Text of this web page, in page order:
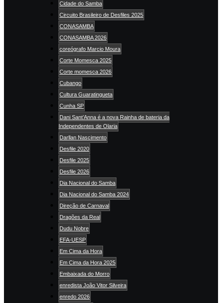
Cidade do Samba
Circuito Brasileiro de Desfiles 2025
CONASAMBA
CONASAMBA 2026
coreógrafo Marcio Moura
Corte Momesca 2025
Corte momesca 2026
Cubango
Cultura Guaratingueta
Cunha SP
Dani Sant’Anna é a nova Rainha de bateria da
Independentes de Olaria
Darllan Nascimento
Desfile 2020
Desfile 2025
Desfile 2026
Dia Nacional do Samba
Dia Nacional do Samba 2024
Direção de Carnaval
Dragões da Real
Dudu Nobre
EFA-UESP
Em Cima da Hora
Em Cima da Hora 2025
Embaixada do Morro
enredista João Vitor Silveira
enredo 2026